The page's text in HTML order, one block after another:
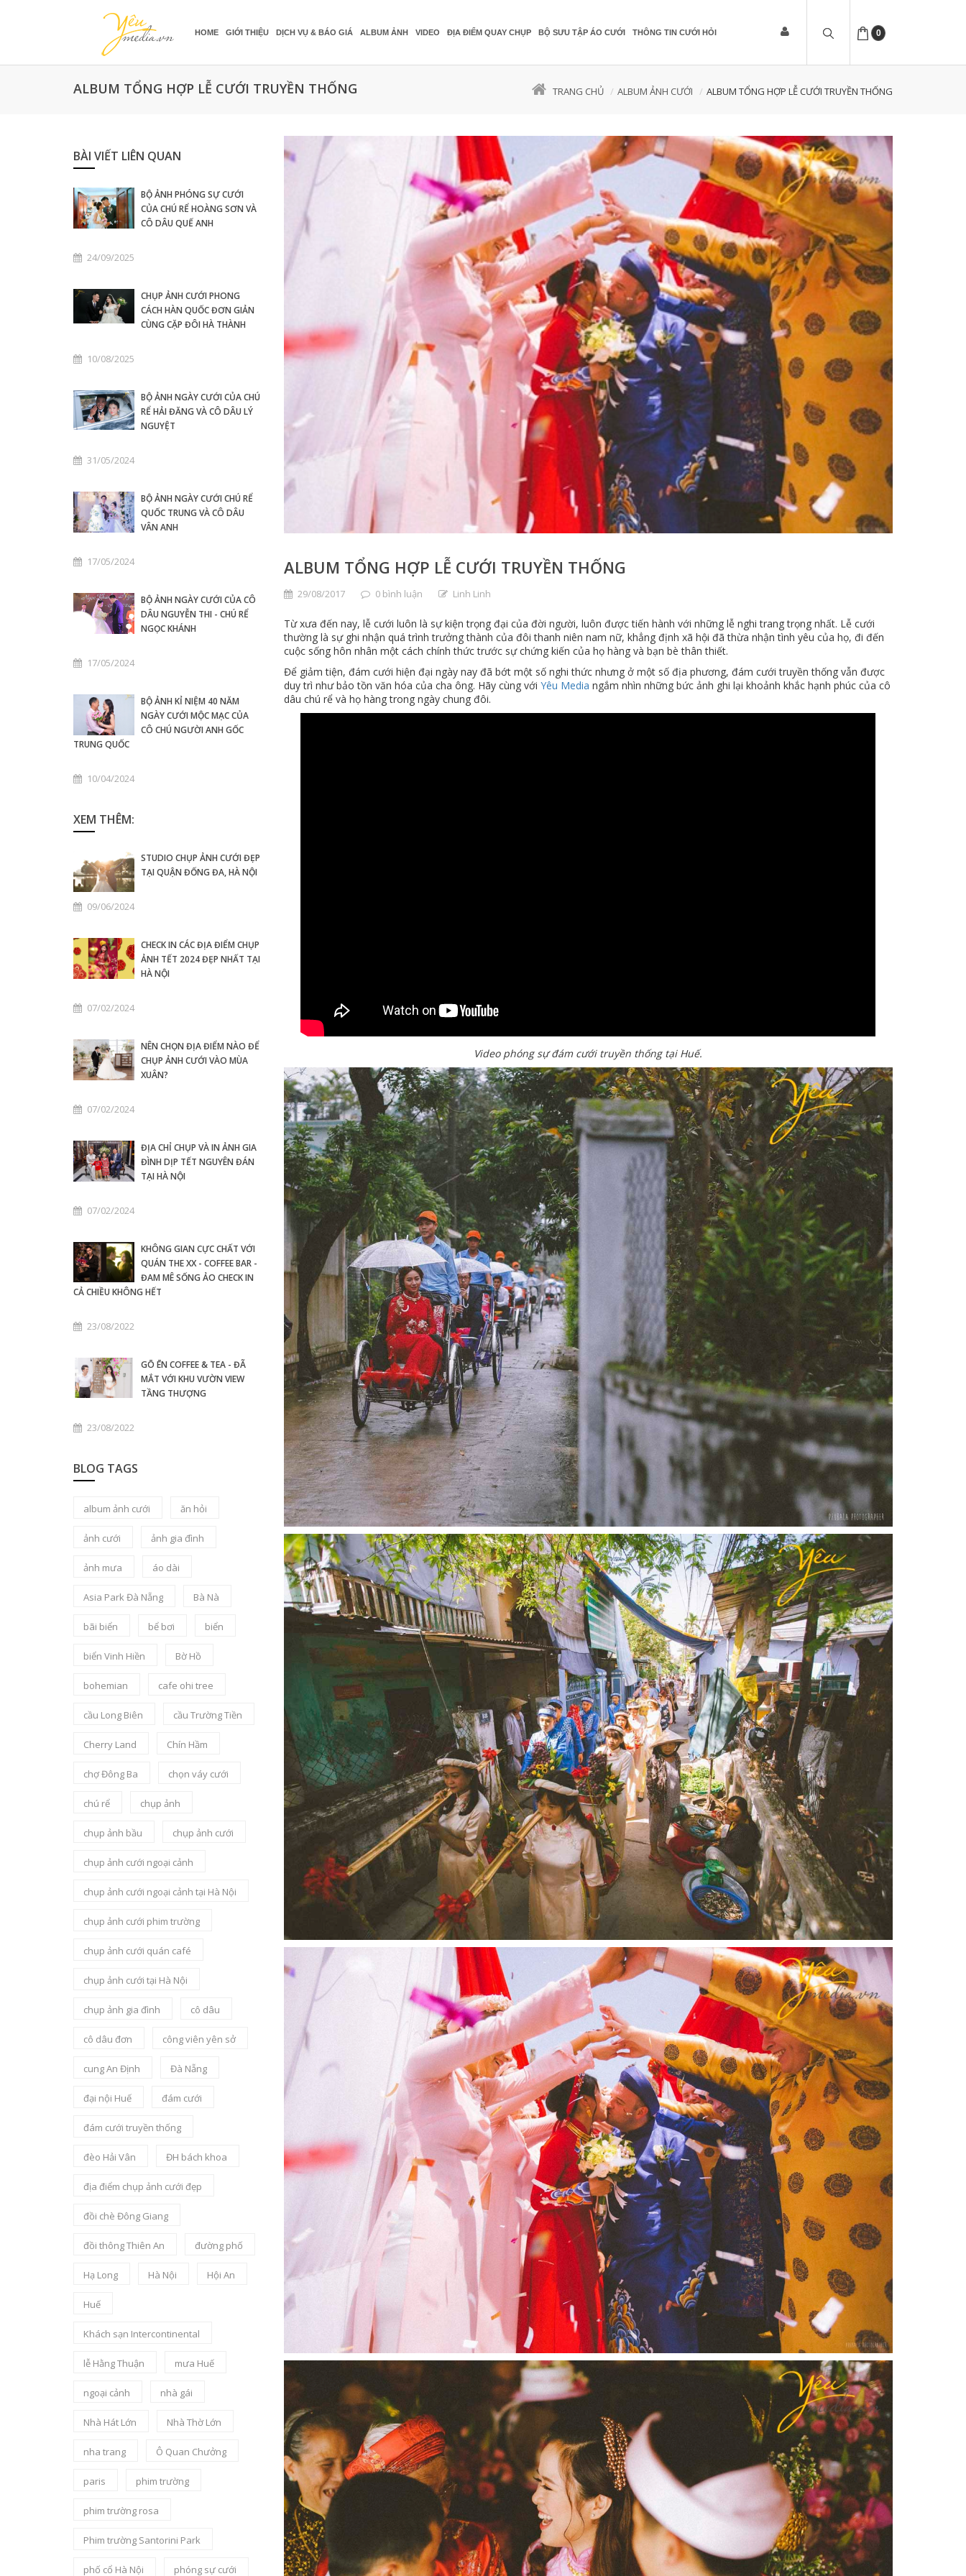
0
HOME GIỚI THIỆU DỊCH VỤ & BÁO GIÁ ALBUM ẢNH VIDEO ĐỊA ĐIỂM QUAY CHỤP BỘ SƯU TẬP ÁO CƯỚI THÔNG TIN CƯỚI HỎI
ALBUM TỔNG HỢP LỄ CƯỚI TRUYỀN THỐNG TRANG CHỦ ALBUM ẢNH CƯỚI ALBUM TỔNG HỢP LỄ CƯỚI TRUYỀN THỐNG
BÀI VIẾT LIÊN QUAN
BỘ ẢNH PHÓNG SỰ CƯỚI
CỦA CHÚ RỂ HOÀNG SƠN VÀ
CÔ DÂU QUẾ ANH
24/09/2025
CHỤP ẢNH CƯỚI PHONG
CÁCH HÀN QUỐC ĐƠN GIẢN
CÙNG CẶP ĐÔI HÀ THÀNH
10/08/2025
BỘ ẢNH NGÀY CƯỚI CỦA CHÚ
RỂ HẢI ĐĂNG VÀ CÔ DÂU LÝ
NGUYỆT
31/05/2024
BỘ ẢNH NGÀY CƯỚI CHÚ RỂ
QUỐC TRUNG VÀ CÔ DÂU
VÂN ANH
17/05/2024
BỘ ẢNH NGÀY CƯỚI CỦA CÔ
DÂU NGUYỄN THI - CHÚ RỂ
NGỌC KHÁNH
17/05/2024
BỘ ẢNH KỈ NIỆM 40 NĂM
NGÀY CƯỚI MỘC MẠC CỦA
CÔ CHÚ NGƯỜI ANH GỐC
TRUNG QUỐC
10/04/2024
XEM THÊM:
STUDIO CHỤP ẢNH CƯỚI ĐẸP
TẠI QUẬN ĐỐNG ĐA, HÀ NỘI
09/06/2024
CHECK IN CÁC ĐỊA ĐIỂM CHỤP
ẢNH TẾT 2024 ĐẸP NHẤT TẠI
HÀ NỘI
07/02/2024
NÊN CHỌN ĐỊA ĐIỂM NÀO ĐỂ
CHỤP ẢNH CƯỚI VÀO MÙA
XUÂN?
07/02/2024
ĐỊA CHỈ CHỤP VÀ IN ẢNH GIA
ĐÌNH DỊP TẾT NGUYÊN ĐÁN
TẠI HÀ NỘI
07/02/2024
KHÔNG GIAN CỰC CHẤT VỚI
QUÁN THE XX - COFFEE BAR -
ĐAM MÊ SỐNG ẢO CHECK IN
CẢ CHIỀU KHÔNG HẾT
23/08/2022
GŌ ĒN COFFEE & TEA - ĐÃ
MẮT VỚI KHU VƯỜN VIEW
TẦNG THƯỢNG
23/08/2022
BLOG TAGS
album ảnh cưới ăn hỏi
ảnh cưới ảnh gia đình
ảnh mưa áo dài
Asia Park Đà Nẵng Bà Nà
bãi biển bể bơi biển
biển Vinh Hiền Bờ Hồ
bohemian cafe ohi tree
cầu Long Biên cầu Trường Tiền
Cherry Land Chín Hầm
chợ Đông Ba chọn váy cưới
chú rể chụp ảnh
chụp ảnh bầu chụp ảnh cưới
chụp ảnh cưới ngoại cảnh
chụp ảnh cưới ngoại cảnh tại Hà Nội
chụp ảnh cưới phim trường
chụp ảnh cưới quán café
chụp ảnh cưới tại Hà Nội
chụp ảnh gia đình cô dâu
cô dâu đơn công viên yên sở
cung An Định Đà Nẵng
đại nội Huế đám cưới
đám cưới truyền thống
đèo Hải Vân ĐH bách khoa
địa điểm chụp ảnh cưới đẹp
đồi chè Đông Giang
đồi thông Thiên An đường phố
Hạ Long Hà Nội Hội An
Huế
Khách sạn Intercontinental
lễ Hằng Thuận mưa Huế
ngoại cảnh nhà gái
Nhà Hát Lớn Nhà Thờ Lớn
nha trang Ô Quan Chưởng
paris phim trường
phim trường rosa
Phim trường Santorini Park
phố cổ Hà Nội phóng sự cưới
ALBUM TỔNG HỢP LỄ CƯỚI TRUYỀN THỐNG
29/08/2017 0 bình luận Linh Linh
Từ xưa đến nay, lễ cưới luôn là sự kiện trọng đại của đời người, luôn được tiến hành với những lễ nghi trang trọng nhất. Lễ cưới
thường là sự ghi nhận quá trình trưởng thành của đôi thanh niên nam nữ, khẳng định xã hội đã thừa nhận tình yêu của họ, đi đến
cuộc sống hôn nhân một cách chính thức trước sự chứng kiến của họ hàng và bạn bè thân thiết.
Để giảm tiện, đám cưới hiện đại ngày nay đã bớt một số nghi thức nhưng ở một số địa phương, đám cưới truyền thống vẫn được
duy trì như bảo tồn văn hóa của cha ông. Hãy cùng với Yêu Media ngắm nhìn những bức ảnh ghi lại khoảnh khắc hạnh phúc của cô
dâu chú rể và họ hàng trong ngày chung đôi.
Video phóng sự đám cưới truyền thống tại Huế.